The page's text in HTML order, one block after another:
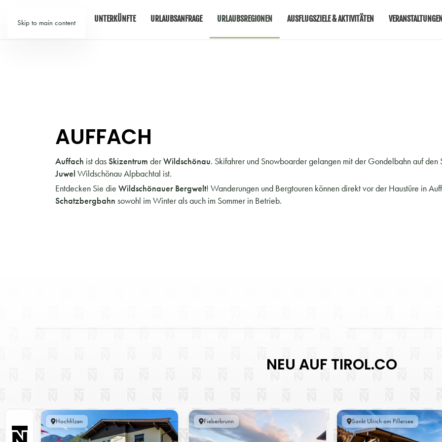
Skip to main content
TIROL UNTERKÜNFTE URLAUBSANFRAGE URLAUBSREGIONEN AUSFLUGSZIELE & AKTIVITÄTEN VERANSTALTUNGEN
AUFFACH
Auffach ist dasSkizentrum derWildschönau. Skifahrer und Snowboarder gelangen mit der Gondelbahn auf
Juwel Wildschönau Alpbachtal ist.
Entdecken Sie die Wildschönauer Bergwelt! Wanderungen und Bergtouren können direkt vor der Haustüre in
Schatzbergbahn sowohl im Winter als auch im Sommer in Betrieb.
NEU AUF TIROL.CO
Hochfilzen Fieberbrunn Sankt Ulrich am Pillersee